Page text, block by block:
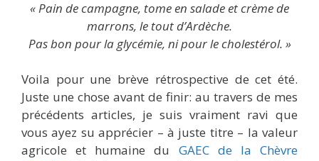
« Pain de campagne, tome en salade et crème de
marrons, le tout d’Ardèche.
Pas bon pour la glycémie, ni pour le cholestérol. »
Voila pour une brève rétrospective de cet été.
Juste une chose avant de finir: au travers de mes
précédents articles, je suis vraiment ravi que
vous ayez su apprécier – à juste titre – la valeur
agricole et humaine du GAEC de la Chèvre